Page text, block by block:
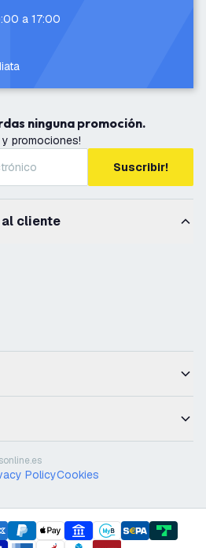
a 17:00
ninguna promoción.
y promociones!
Suscribir!
cliente
PolicyCookies